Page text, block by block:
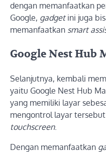
dengan memanfaatkan
Google, gadgetini juga
memanfaatkan smart
Google Nest Hub
Selanjutnya, kembali
yaitu Google Nest Hub
yang memiliki layar
mengontrol layar
touchscreen.
Dengan memanfaatkan